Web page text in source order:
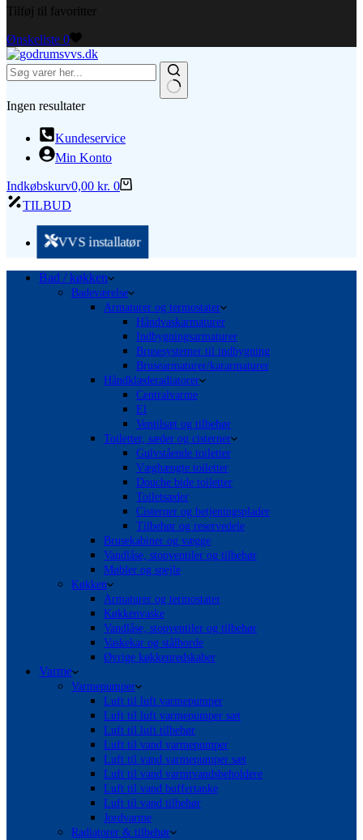
Tilføj til favoritter
Ønskeliste 0
Ingen resultater
Kundeservice
Min Konto
Indkøbskurv0,00 kr. 0
TILBUD
VVS installatør
Bad / køkken
Badeværelse
Armaturer og termostater
Håndvaskarmaturer
Indbygningsarmaturer
Brusesystemer til indbygning
Brusearmaturer/kararmaturer
Håndklæderadiatorer
Centralvarme
El
Ventilsæt og tilbehør
Toiletter, sæder og cisterner
Gulvstående toiletter
Væghængte toiletter
Douche bide toiletter
Toiletsæder
Cisterner og betjeningsplader
Tilbehør og reservedele
Brusekabiner og vægge
Vandlåse, stopventiler og tilbehør
Møbler og spejle
Køkken
Armaturer og termostater
Køkkenvaske
Vandlåse, stopventiler og tilbehør
Vaskekar og stålborde
Øvrige køkkenredskaber
Varme
Varmepumper
Luft til luft varmepumper
Luft til luft varmepumper sæt
Luft til luft tilbehør
Luft til vand varmepumper
Luft til vand varmepumper sæt
Luft til vand varmtvandsbeholdere
Luft til vand buffertanke
Luft til vand tilbehør
Jordvarme
Radiatorer & tilbehør